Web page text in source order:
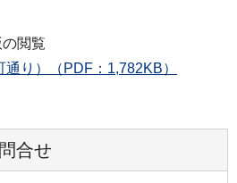
閲覧
り）（PDF：1,782KB）
合せ